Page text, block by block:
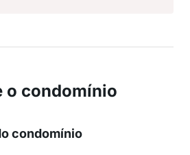
o condomínio
condomínio